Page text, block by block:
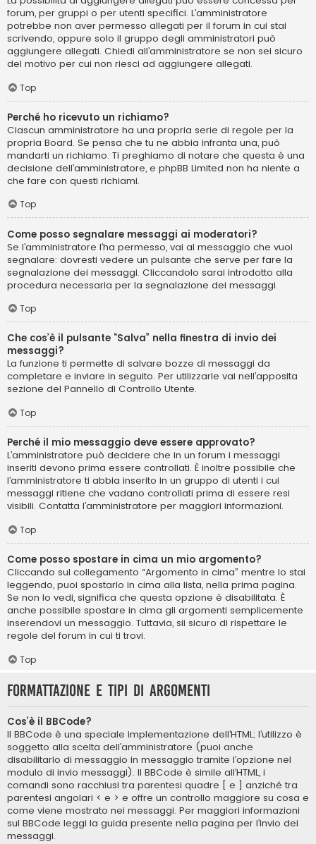
forum, per gruppi o per utenti specifici. L’amministratore
potrebbe non aver permesso allegati per il forum in cui stai
scrivendo, oppure solo il gruppo degli amministratori può
aggiungere allegati. Chiedi all’amministratore se non sei sicuro
del motivo per cui non riesci ad aggiungere allegati.
Top
Perché ho ricevuto un richiamo?
Ciascun amministratore ha una propria serie di regole per la
propria Board. Se pensa che tu ne abbia infranta una, può
mandarti un richiamo. Ti preghiamo di notare che questa è una
decisione dell’amministratore, e phpBB Limited non ha niente a
che fare con questi richiami.
Top
Come posso segnalare messaggi ai moderatori?
Se l’amministratore l’ha permesso, vai al messaggio che vuoi
segnalare: dovresti vedere un pulsante che serve per fare la
segnalazione dei messaggi. Cliccandolo sarai introdotto alla
procedura necessaria per la segnalazione dei messaggi.
Top
Che cos’è il pulsante “Salva” nella finestra di invio dei
messaggi?
La funzione ti permette di salvare bozze di messaggi da
completare e inviare in seguito. Per utilizzarle vai nell’apposita
sezione del Pannello di Controllo Utente.
Top
Perché il mio messaggio deve essere approvato?
L’amministratore può decidere che in un forum i messaggi
inseriti devono prima essere controllati. È inoltre possibile che
l’amministratore ti abbia inserito in un gruppo di utenti i cui
messaggi ritiene che vadano controllati prima di essere resi
visibili. Contatta l’amministratore per maggiori informazioni.
Top
Come posso spostare in cima un mio argomento?
Cliccando sul collegamento “Argomento in cima” mentre lo stai
leggendo, puoi spostarlo in cima alla lista, nella prima pagina.
Se non lo vedi, significa che questa opzione è disabilitata. È
anche possibile spostare in cima gli argomenti semplicemente
inserendovi un messaggio. Tuttavia, sii sicuro di rispettare le
regole del forum in cui ti trovi.
Top
Formattazione e tipi di argomenti
Cos’è il BBCode?
Il BBCode è una speciale implementazione dell’HTML; l’utilizzo è
soggetto alla scelta dell’amministratore (puoi anche
disabilitarlo di messaggio in messaggio tramite l’opzione nel
modulo di invio messaggi). Il BBCode è simile all’HTML, i
comandi sono racchiusi tra parentesi quadre [ e ] anziché tra
parentesi angolari < e > e offre un controllo maggiore su cosa e
come viene mostrato nei messaggi. Per maggiori informazioni
sul BBCode leggi la guida presente nella pagina per l’invio dei
messaggi.